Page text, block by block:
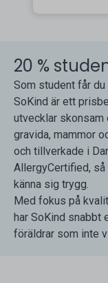
20 %
Som student får
SoKind är ett
utvecklar skonsam
gravida, mammor
och tillverkade i
AllergyCertified, så
känna sig trygg.
Med fokus på
har SoKind snabbt
föräldrar som inte